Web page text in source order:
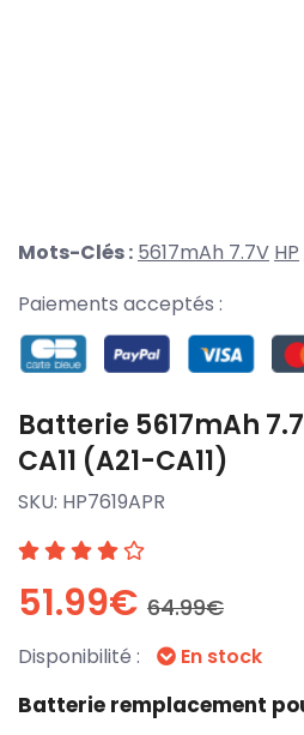
Mots-Clés : 5617mAh 7.7V HP
Paiements acceptés :
Batterie 5617mAh
CA11 (A21-CA11)
SKU: HP7619APR
51.99€ 64.99€
Disponibilité : En stock
Batterie remplacement